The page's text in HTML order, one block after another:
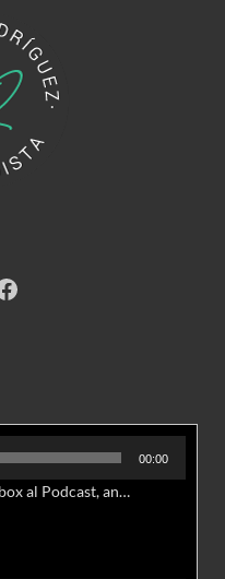
00:00
En este primer episodio de Del Inbox al Podcast, analizamos junto al abogado Jonathan Brown las nuevas conductas delictivas cibernéticas y la necesidad de hacer modificaciones al Código Penal.